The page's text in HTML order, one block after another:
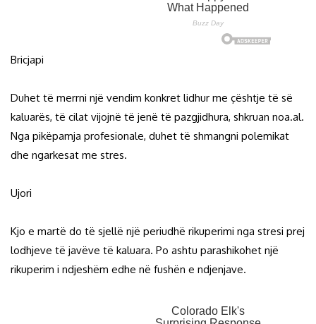
Bricjapi
Duhet të merrni një vendim konkret lidhur me çështje të së
kaluarës, të cilat vijojnë të jenë të pazgjidhura, shkruan noa.al.
Nga pikëpamja profesionale, duhet të shmangni polemikat
dhe ngarkesat me stres.
Ujori
Kjo e martë do të sjellë një periudhë rikuperimi nga stresi prej
lodhjeve të javëve të kaluara. Po ashtu parashikohet një
rikuperim i ndjeshëm edhe në fushën e ndjenjave.